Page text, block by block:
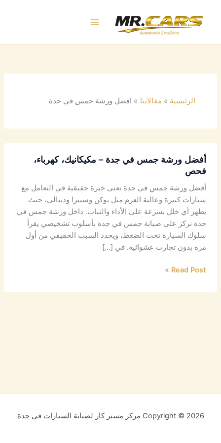
المحتوى
الرئيسية مقالاتنا افضل ورشة جمس في جدة
أفضل ورشة جمس في جدة – مكيكانيك، كهرباء،
فحص
أفضل ورشة جمس في جدة تعني خبرة حقيقية في التعامل مع
سيارات كبيرة وعالية العزم مثل يوكن وسييرا ودينالي، حيث
يظهر أي خلل بسرعة على الأداء والثبات. داخل ورشة جمس في
جدة نركز على صيانة جمس في جدة بأسلوب تشخيصي يقرأ
سلوك السيارة تحت الضغط، ويحدد السبب الحقيقي من أول
مرة بدون تجارب عشوائية. في […]
Read Post »
Copyright © 2026 مركز مستر كار لصيانة السيارات في جدة